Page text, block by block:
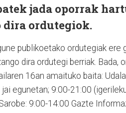
jada oporrak
ordutegiok.
publikoetako ordutegiak ere
dira ordutegi berriak. Bada,
16an amaituko baita:
egunetan; 9:00-21:00
9:00-14:00 Gazte